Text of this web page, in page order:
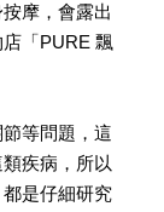
摩，會露出
「PURE 飄
等問題，這
疾病，所以
是仔細研究